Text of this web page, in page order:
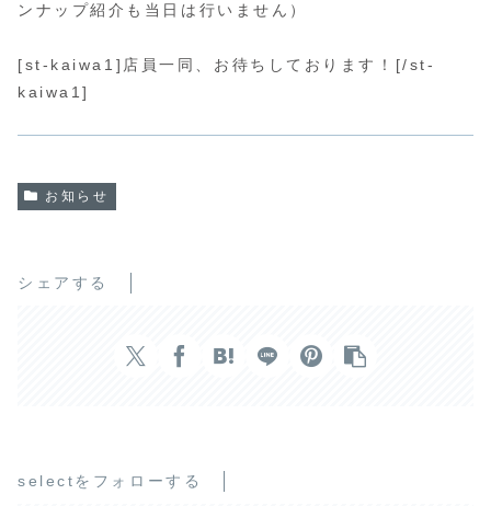
ンナップ紹介も当日は行いません）
[st-kaiwa1]店員一同、お待ちしております！[/st-
kaiwa1]
お知らせ
シェアする
selectをフォローする